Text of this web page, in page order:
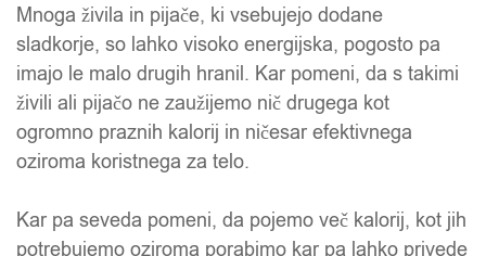
Mnoga živila in pijače, ki vsebujejo dodane
sladkorje, so lahko visoko energijska, pogosto pa
imajo le malo drugih hranil. Kar pomeni, da s takimi
živili ali pijačo ne zaužijemo nič drugega kot
ogromno praznih kalorij in ničesar efektivnega
oziroma koristnega za telo.
Kar pa seveda pomeni, da pojemo več kalorij, kot jih
potrebujemo oziroma porabimo kar pa lahko privede